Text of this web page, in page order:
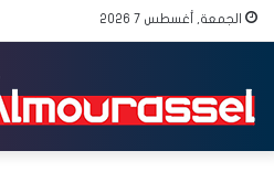
الجمعة, أغسطس 7 2026